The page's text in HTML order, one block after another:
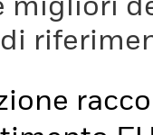
migliori